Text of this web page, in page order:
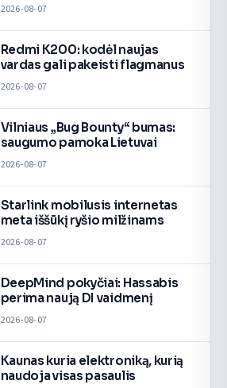
2026-08-07
Redmi K200: kodėl naujas
vardas gali pakeisti flagmanus
2026-08-07
Vilniaus „Bug Bounty“ bumas:
saugumo pamoka Lietuvai
2026-08-07
Starlink mobilusis internetas
meta iššūkį ryšio milžinams
2026-08-07
DeepMind pokyčiai: Hassabis
perima naują DI vaidmenį
2026-08-07
Kaunas kuria elektroniką, kurią
naudoja visas pasaulis